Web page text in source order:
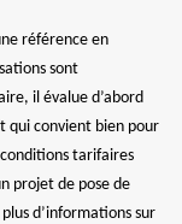
référence en
sont
il évalue d’abord
qui convient bien pour
tarifaires
projet de pose de
d’informations sur